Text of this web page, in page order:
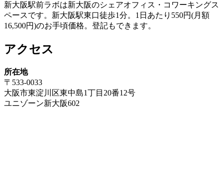
ビ
ゲ
ー
シ
ョ
ン
新大阪駅前ラボは新大阪のシェアオフィス・コワーキングス
ペースです。新大阪駅東口徒歩1分。1日あたり550円(月額
16,500円)のお手頃価格。登記もできます。
アクセス
所在地
〒533-0033
大阪市東淀川区東中島1丁目20番12号
ユニゾーン新大阪602